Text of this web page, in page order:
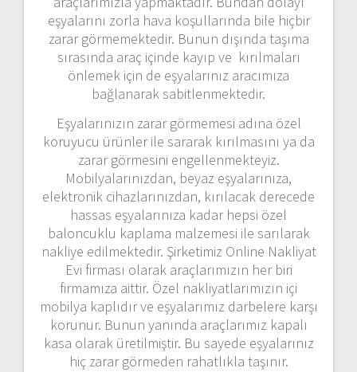
eşyalarını zorla hava koşullarında bile hiçbir
zarar görmemektedir. Bunun dışında taşıma
sırasında araç içinde kayıp ve kırılmaları
önlemek için de eşyalarınız aracımıza
bağlanarak sabitlenmektedir.
Eşyalarınızın zarar görmemesi adına özel
koruyucu ürünler ile sararak kırılmasını ya da
zarar görmesini engellenmekteyiz.
Mobilyalarınızdan, beyaz eşyalarınıza,
elektronik cihazlarınızdan, kırılacak derecede
hassas eşyalarınıza kadar hepsi özel
baloncuklu kaplama malzemesi ile sarılarak
nakliye edilmektedir. Şirketimiz Online Nakliyat
Evi firması olarak araçlarımızın her biri
firmamıza aittir. Özel nakliyatlarımızın içi
mobilya kaplıdır ve eşyalarımız darbelere karşı
korunur. Bunun yanında araçlarımız kapalı
kasa olarak üretilmiştir. Bu sayede eşyalarınız
hiç zarar görmeden rahatlıkla taşınır.